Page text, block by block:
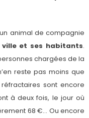
animal de compagnie
et ses habitants.
chargées de la
reste pas moins que
sont encore
à deux fois, le jour où
68 €… Ou encore